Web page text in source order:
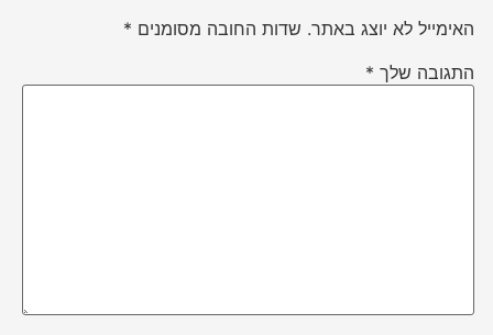
האימייל לא יוצג באתר. שדות החובה מסומנים *
התגובה שלך *